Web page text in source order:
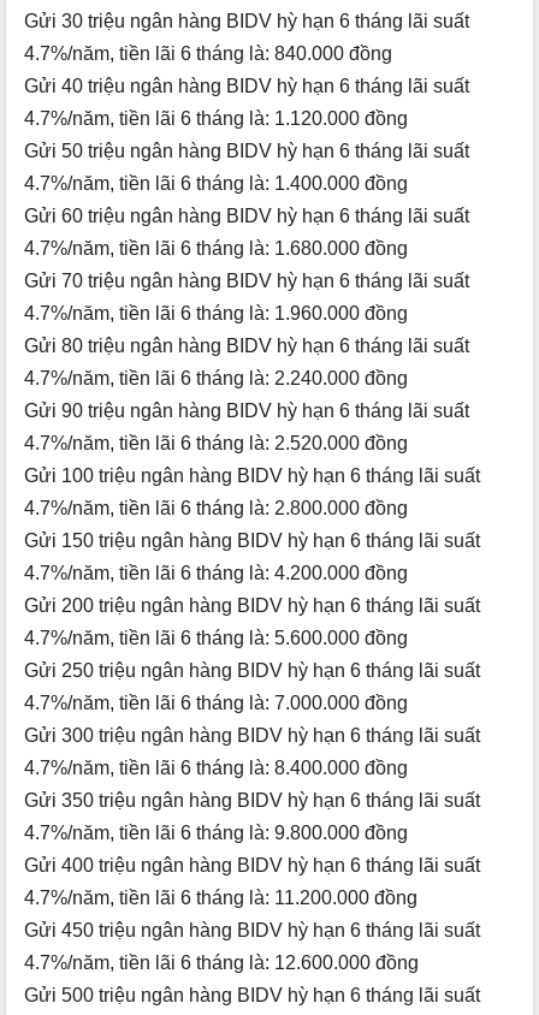
Gửi 30 triệu ngân hàng BIDV hỳ hạn 6 tháng lãi suất
4.7%/năm, tiền lãi 6 tháng là: 840.000 đồng
Gửi 40 triệu ngân hàng BIDV hỳ hạn 6 tháng lãi suất
4.7%/năm, tiền lãi 6 tháng là: 1.120.000 đồng
Gửi 50 triệu ngân hàng BIDV hỳ hạn 6 tháng lãi suất
4.7%/năm, tiền lãi 6 tháng là: 1.400.000 đồng
Gửi 60 triệu ngân hàng BIDV hỳ hạn 6 tháng lãi suất
4.7%/năm, tiền lãi 6 tháng là: 1.680.000 đồng
Gửi 70 triệu ngân hàng BIDV hỳ hạn 6 tháng lãi suất
4.7%/năm, tiền lãi 6 tháng là: 1.960.000 đồng
Gửi 80 triệu ngân hàng BIDV hỳ hạn 6 tháng lãi suất
4.7%/năm, tiền lãi 6 tháng là: 2.240.000 đồng
Gửi 90 triệu ngân hàng BIDV hỳ hạn 6 tháng lãi suất
4.7%/năm, tiền lãi 6 tháng là: 2.520.000 đồng
Gửi 100 triệu ngân hàng BIDV hỳ hạn 6 tháng lãi suất
4.7%/năm, tiền lãi 6 tháng là: 2.800.000 đồng
Gửi 150 triệu ngân hàng BIDV hỳ hạn 6 tháng lãi suất
4.7%/năm, tiền lãi 6 tháng là: 4.200.000 đồng
Gửi 200 triệu ngân hàng BIDV hỳ hạn 6 tháng lãi suất
4.7%/năm, tiền lãi 6 tháng là: 5.600.000 đồng
Gửi 250 triệu ngân hàng BIDV hỳ hạn 6 tháng lãi suất
4.7%/năm, tiền lãi 6 tháng là: 7.000.000 đồng
Gửi 300 triệu ngân hàng BIDV hỳ hạn 6 tháng lãi suất
4.7%/năm, tiền lãi 6 tháng là: 8.400.000 đồng
Gửi 350 triệu ngân hàng BIDV hỳ hạn 6 tháng lãi suất
4.7%/năm, tiền lãi 6 tháng là: 9.800.000 đồng
Gửi 400 triệu ngân hàng BIDV hỳ hạn 6 tháng lãi suất
4.7%/năm, tiền lãi 6 tháng là: 11.200.000 đồng
Gửi 450 triệu ngân hàng BIDV hỳ hạn 6 tháng lãi suất
4.7%/năm, tiền lãi 6 tháng là: 12.600.000 đồng
Gửi 500 triệu ngân hàng BIDV hỳ hạn 6 tháng lãi suất